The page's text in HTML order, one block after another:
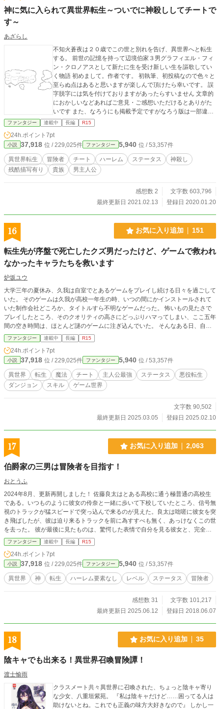
神に気に入られて異世界転生～ついでに神殺ししてチートで
す～
あざらし
不知火蒼夜は２０歳でこの世と別れを告げ、異世界へと転生
する。 前世の記憶を持って辺境伯家３男グラフィエル・フィ
ン・クロノアスとして新たに生を受け新しい生を謳歌してい
く物語 初めまして。作者です。 初執筆、初投稿なので色々と
至らぬ点はあると思いますが楽しんで頂けたら幸いです。 誤
字脱字には気を付けておりますがあったらすいません 文章的
におかしいなどあればご意見・ご感想いただけるとありがた
いです また、なろうにも掲載予定ですがなろう版は一部違う
展開や結末を用意する予定です ノベルバ・マグネットマクロ
リンクでも掲載中です こちらでは一気に投稿しようと思いま
すので毎日の更新はありません
ファンタジー 連載中 長編 R15
24h.ポイント 7pt
小説 37,918 位 / 229,025件 ファンタジー 5,940 位 / 53,357件
異世界転生 冒険者 チート ハーレム ステータス
神殺し
残酷描写有り
貴族 男主人公
感想数 2
文字数 603,796
最終更新日 2021.02.13
登録日 2020.01.20
16 お気に入り追加 151
転生先が序盤で死亡したクズ男だったけど、ゲームで救われ
なかったキャラたちを救います
炉坂ユウ
大学三年の夏休み、久我は自室でとあるゲームをプレイし続ける日々を過ごして
いた。 そのゲームは久我が高校一年生の時、いつの間にかインストールされて
いた制作会社どころか、タイトルすら不明なゲームだった。 怖いもの見たさで
プレイしたところ、そのクオリティの高さにどっぷりハマってしまい、ここ五年
間の空き時間は、ほとんど謎のゲームに注ぎ込んでいた。 そんなある日、自室
でゲームをプレイしていた久我は、唐突に見知らぬ空間に転移してしまう。 困
惑しながら漆黒の神殿を見渡していた久我の視界に、一人の男が映り込む。 そ
の人物は、謎のゲームの中で登場するキャラであり、最推しキャラである魔王ラ
ファリアの父、ベリファードだった。 ベリファードは、久我のプレイしていた
ゲームに登場する世界は実在し、自身の娘であるラファリアを救える人物の選定
する為に、世界の複製をゲームとして提供していたのだと語る。 救われなかっ
た結末を迎えた最推しキャラのラファリアが救えると聞かされ、久我はベリファ
ームのストーリーで散々主人公を馬鹿にした挙句、序盤で死んでいったクズ男に
的な力を手に入れる。 ゲームにも存在しなかった特別な能力を取得した久我
は、その力を以てストーリーを改変し、ゲームで救われなかった者たちを救って
いく。
ファンタジー 連載中 長編 R15
24h.ポイント 7pt
小説 37,918 位 / 229,025件 ファンタジー 5,940 位 / 53,357件
異世界 転生 魔法 チート 主人公最強 ステータス
悪役転生
ダンジョン
スキル ゲーム世界
文字数 90,502
最終更新日 2025.03.05
登録日 2025.02.10
17 お気に入り追加 2,063
伯爵家の三男は冒険者を目指す！
おとうふ
2024年8月、更新再開しました！ 佐藤良太はとある高校に通う極普通の高校生
である。いつものように彼女の伶奈と一緒に歩いて下校していたところ、信号無
視のトラックが猛スピードで突っ込んで来るのが見えた。良太は咄嗟に彼女を突
き飛ばしたが、彼は迫り来るトラックを前に為すすべも無く、あっけなくこの世
を去った。 彼が最後に見たものは、驚愕した表情で自分を見る彼女と、完全に
キメているとしか思えない、トラックの運転手の異常な目だった... (...伶奈、ご
めん...) 異世界に転生した良太は、とりあえず父の勧める通りに冒険者を目指す
こととなる。学校での出会いや、地球では体験したことのない様々な出来事が彼
を待っている。 初めて投稿する作品ですので、温かい目で見ていただければ幸
いです。 誤字・脱字やおかしな表現や展開など、指摘があれば遠慮なくお願い
致します。 1話1話はとても短くなっていますので、サクサク読めるかなと思い
ファンタジー 連載中 長編 R15
24h.ポイント 7pt
小説 37,918 位 / 229,025件 ファンタジー 5,940 位 / 53,357件
異世界 神 転生 ハーレム要素なし レベル ステータス 冒険者
感想数 31
文字数 101,217
最終更新日 2025.06.12
登録日 2018.06.07
18 お気に入り追加 35
陰キャでも出来る！異世界召喚冒険譚！
渡士愉雨
クラスメート共々異世界に召喚された、ちょっと陰キャ寄り
な少女、八重垣紫苑。 『私は陰キャだけど……困ってる人は
助けないとね。これでも正義の味方大好きなので』 しかし一